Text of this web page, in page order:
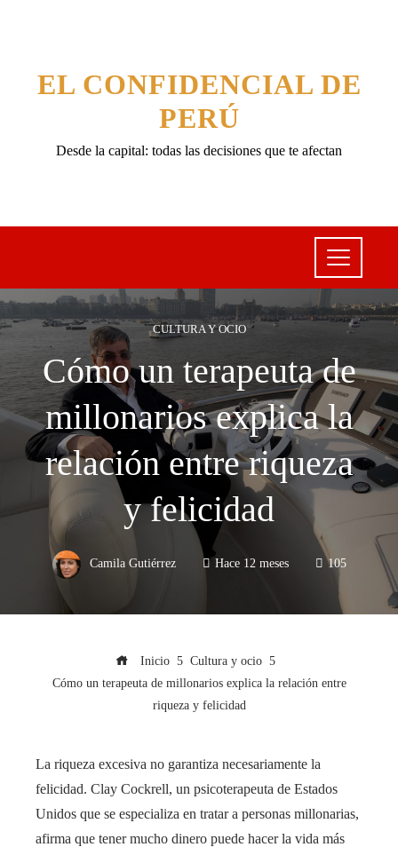
EL CONFIDENCIAL DE
PERÚ
Desde la capital: todas las decisiones que te afectan
CULTURA Y OCIO
Cómo un terapeuta de
millonarios explica la
relación entre riqueza
y felicidad
Camila Gutiérrez Hace 12 meses 105
Inicio
Cultura y ocio
Cómo un terapeuta de millonarios explica la relación entre
riqueza y felicidad
La riqueza excesiva no garantiza necesariamente la
felicidad. Clay Cockrell, un psicoterapeuta de Estados
Unidos que se especializa en tratar a personas millonarias,
afirma que tener mucho dinero puede hacer la vida más